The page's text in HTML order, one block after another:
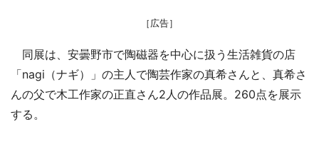
［広告］
同展は、安曇野市で陶磁器を中心に扱う生活雑貨の店
「nagi（ナギ）」の主人で陶芸作家の真希さんと、真希さ
んの父で木工作家の正直さん2人の作品展。260点を展示
する。